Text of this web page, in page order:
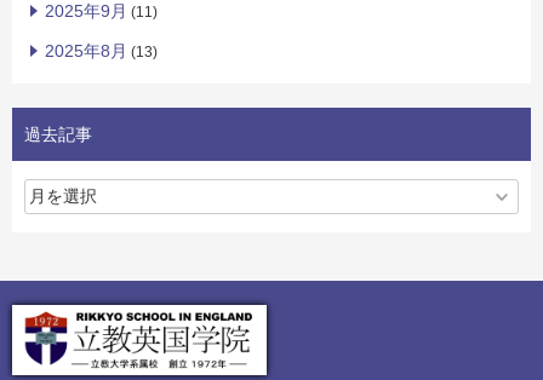
2025年9月 (11)
2025年8月 (13)
過去記事